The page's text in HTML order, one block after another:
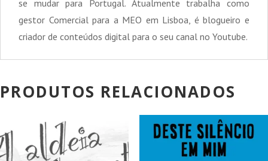
se mudar para Portugal. Atualmente trabalha como
gestor Comercial para a MEO em Lisboa, é blogueiro e
criador de conteúdos digital para o seu canal no Youtube.
PRODUTOS RELACIONADOS
PROMOÇÃO! PROMOÇÃO!